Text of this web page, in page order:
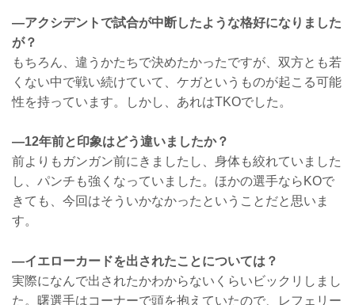
―アクシデントで試合が中断したような格好になりました
が？
もちろん、違うかたちで決めたかったですが、双方とも若
くない中で戦い続けていて、ケガというものが起こる可能
性を持っています。しかし、あれはTKOでした。
―12年前と印象はどう違いましたか？
前よりもガンガン前にきましたし、身体も絞れていました
し、パンチも強くなっていました。ほかの選手ならKOで
きても、今回はそういかなかったということだと思いま
す。
―イエローカードを出されたことについては？
実際になんで出されたかわからないくらいビックリしまし
た。曙選手はコーナーで頭を抱えていたので、レフェリー